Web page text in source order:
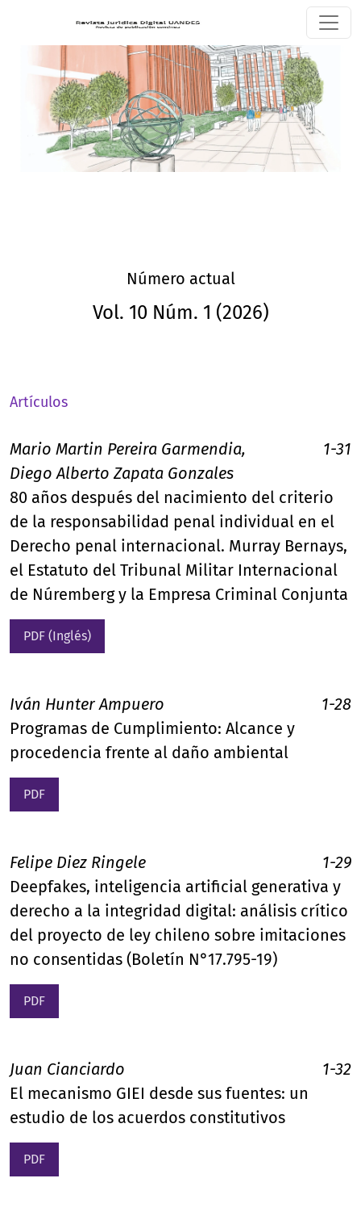
Número actual
Vol. 10 Núm. 1 (2026)
Artículos
Mario Martin Pereira Garmendia,
Diego Alberto Zapata Gonzales
1-31
80 años después del nacimiento del criterio
de la responsabilidad penal individual en el
Derecho penal internacional. Murray Bernays,
el Estatuto del Tribunal Militar Internacional
de Núremberg y la Empresa Criminal Conjunta
PDF (Inglés)
Iván Hunter Ampuero
1-28
Programas de Cumplimiento: Alcance y
procedencia frente al daño ambiental
PDF
Felipe Diez Ringele
1-29
Deepfakes, inteligencia artificial generativa y
derecho a la integridad digital: análisis crítico
del proyecto de ley chileno sobre imitaciones
no consentidas (Boletín N°17.795-19)
PDF
Juan Cianciardo
1-32
El mecanismo GIEI desde sus fuentes: un
estudio de los acuerdos constitutivos
PDF